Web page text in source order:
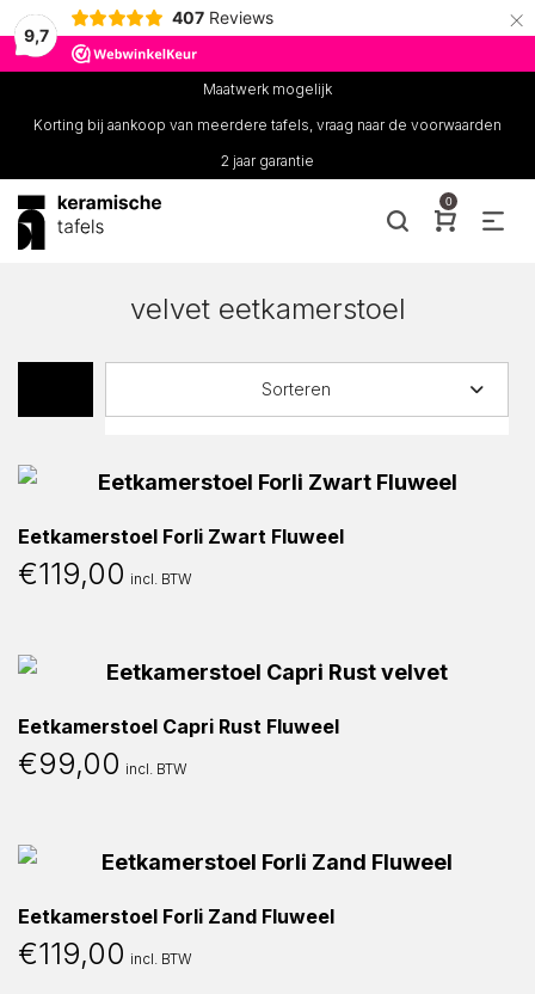
9,7
407 Reviews ×
Maatwerk mogelijk
Korting bij aankoop van meerdere tafels, vraag naar de voorwaarden
2 jaar garantie
0
velvet eetkamerstoel
Sorteren
Eetkamerstoel Forli Zwart Fluweel
€119,00 incl. BTW
Eetkamerstoel Capri Rust Fluweel
€99,00 incl. BTW
Eetkamerstoel Forli Zand Fluweel
€119,00 incl. BTW